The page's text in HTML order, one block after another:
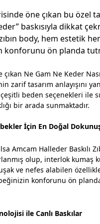
öne çıkan bu özel
baskısıyla dikkat
body, hem estetik
konforunu ön planda
Ne Gam Ne Keder
zarif tasarım anlayışını
beden seçenekleri ile
bir arada sunmaktadır.
İçin En Doğal
Amcam Halleder Baskılı
olup, interlok kumaş
ve nefes alabilen
konforunu ön
ile Canlı Baskılar